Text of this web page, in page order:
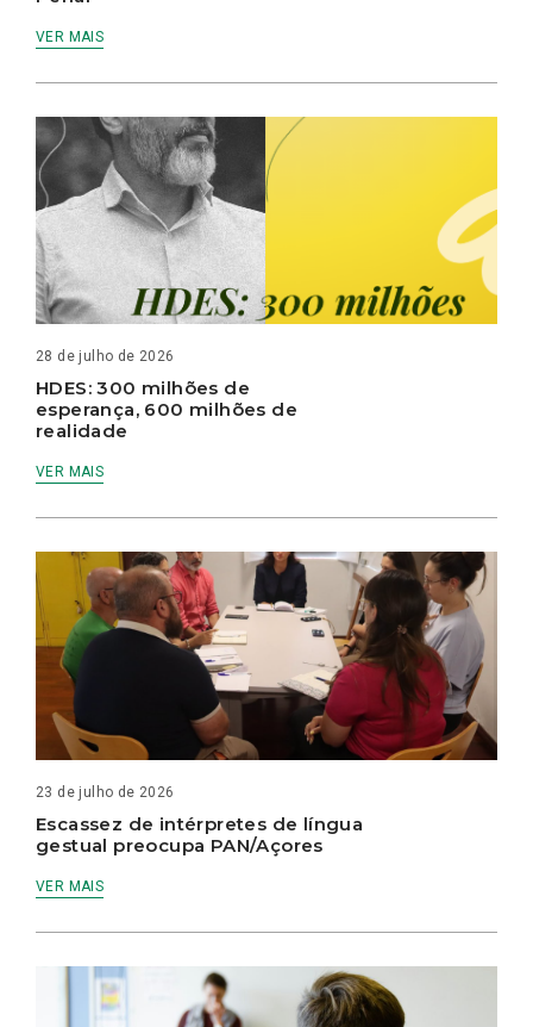
VER MAIS
28 de julho de 2026
HDES: 300 milhões de
esperança, 600 milhões de
realidade
VER MAIS
23 de julho de 2026
Escassez de intérpretes de língua
gestual preocupa PAN/Açores
VER MAIS